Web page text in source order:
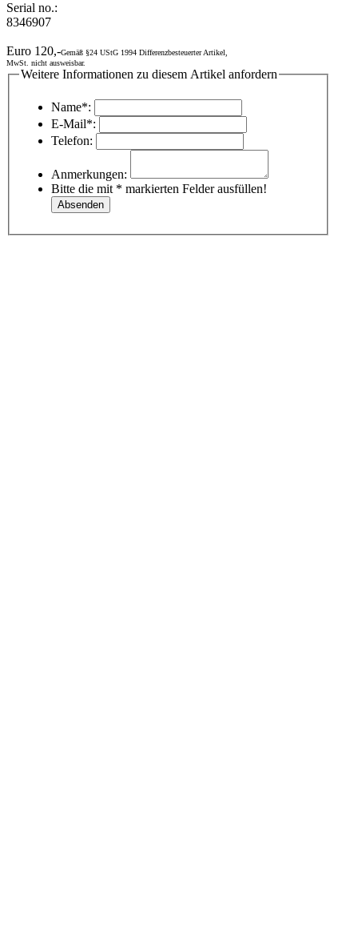
Serial no.:
8346907
Euro 120,-Gemäß §24 UStG 1994 Differenzbesteuerter Artikel,
MwSt. nicht ausweisbar.
Weitere Informationen zu diesem Artikel anfordern
Name*:
E-Mail*:
Telefon:
Anmerkungen:
Bitte die mit * markierten Felder ausfüllen!